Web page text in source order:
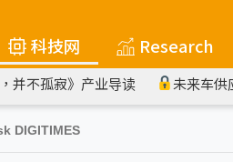
科技网 Research
，并不孤寂》产业导读 未来车供
DIGITIMES